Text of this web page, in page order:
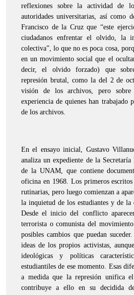
reflexiones sobre la actividad de
autoridades universitarias, así como
Francisco de la Cruz que “este
ciudadanos enfrentar el olvido, la
colectiva”, lo que no es poca cosa,
en un movimiento social que el
decir, el olvido forzado) que
represión brutal, como la del 2 de
visión de los archivos, pero
experiencia de quienes han trabajado
de los archivos.
En el ensayo inicial, Gustavo
analiza un expediente de la
de la UNAM, que contiene
oficina en 1968. Los primeros
rutinarias, pero luego comienzan a
la inquietud de los estudiantes y de la
Desde el inicio del conflicto
terrorista o comunista del
posibles cambios que puedan
ideas de los propios activistas,
ideológicas y políticas
estudiantiles de ese momento. Esas
a medida que la represión unifica
contribuye a ello en su decidida